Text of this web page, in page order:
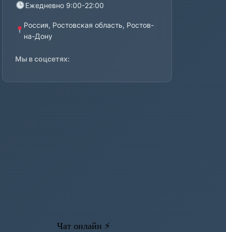
Ежедневно 9:00-22:00
Россия, Ростовская область, Ростов-
на-Дону
Мы в соцсетях: